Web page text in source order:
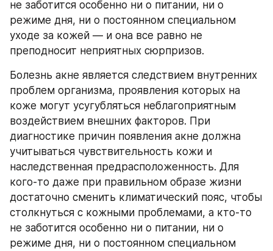
не заботится особенно ни о питании, ни о
режиме дня, ни о постоянном специальном
уходе за кожей — и она все равно не
преподносит неприятных сюрпризов.
Болезнь акне является следствием внутренних
проблем организма, проявления которых на
коже могут усугубляться неблагоприятным
воздействием внешних факторов. При
диагностике причин появления акне должна
учитываться чувствительность кожи и
наследственная предрасположенность. Для
кого-то даже при правильном образе жизни
достаточно сменить климатический пояс, чтобы
столкнуться с кожными проблемами, а кто-то
не заботится особенно ни о питании, ни о
режиме дня, ни о постоянном специальном